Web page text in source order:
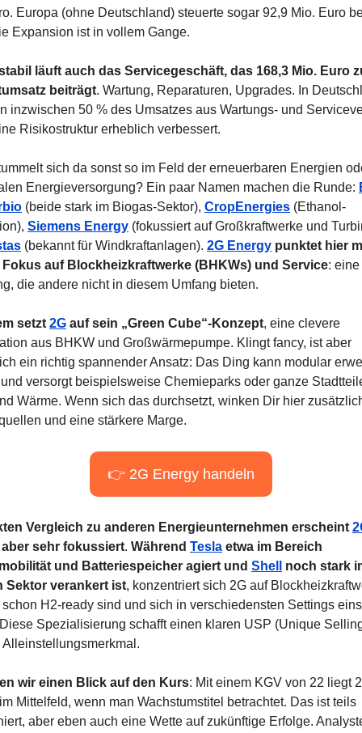
Europa (ohne Deutschland) steuerte sogar 92,9 Mio. Euro
Expansion ist in vollem Gange.
läuft auch das Servicegeschäft, das 168,3 Mio. Euro
beiträgt. Wartung, Reparaturen, Upgrades. In
inzwischen 50 % des Umsatzes aus Wartungs- und
Risikostruktur erheblich verbessert.
sich da sonst so im Feld der erneuerbaren Energien
Energieversorgung? Ein paar Namen machen die Runde:
(beide stark im Biogas-Sektor), CropEnergies (Ethanol-
Siemens Energy (fokussiert auf Großkraftwerke und
(bekannt für Windkraftanlagen). 2G Energy punktet hier
auf Blockheizkraftwerke (BHKWs) und Service: eine
die andere nicht in diesem Umfang bieten.
setzt 2G auf sein „Green Cube“-Konzept, eine clevere
aus BHKW und Großwärmepumpe. Klingt fancy, ist aber
ein richtig spannender Ansatz: Das Ding kann modular
versorgt beispielsweise Chemieparks oder ganze
Wärme. Wenn sich das durchsetzt, winken Dir hier
und eine stärkere Marge.
👉 2G Energy handeln
Vergleich zu anderen Energieunternehmen erscheint
sehr fokussiert. Während Tesla etwa im Bereich
und Batteriespeicher agiert und Shell
noch stark
Sektor verankert ist, konzentriert sich 2G auf
H2-ready sind und sich in verschiedensten Settings
Spezialisierung schafft einen klaren USP (Unique
wir einen Blick auf den Kurs: Mit einem KGV von 22 liegt
Mittelfeld, wenn man Wachstumstitel betrachtet. Das ist teils
aber eben auch eine Wette auf zukünftige Erfolge.